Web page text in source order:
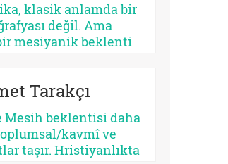
tesadüf değildir.
kıyametçi
tetiklemektedir.
klasik anlamda bir
değil. Ama
mesiyanik beklenti
zaman kendi
bir yüz arar. Bu
azizleri
bazen
bazen başarısızdır.
Tarakçı
beklentisi daha
kavmî ve
taşır. Hristiyanlıkta